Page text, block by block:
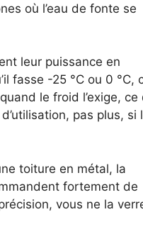
où l’eau de fonte se
leur puissance en
fasse -25 °C ou 0 °C,
le froid l’exige, ce
pas plus, si
toiture en métal, la
fortement de
vous ne la